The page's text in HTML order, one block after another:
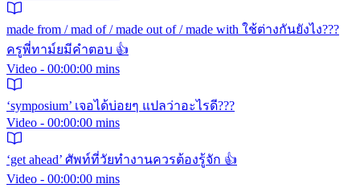
made from / mad of / made out of / made with ใช้ต่างกันยังไง???
ครูพี่ทาม์ยมีคำตอบ 👍
Video - 00:00:00 mins
‘symposium’ เจอได้บ่อยๆ แปลว่าอะไรดี???
Video - 00:00:00 mins
‘get ahead’ ศัพท์ที่วัยทำงานควรต้องรู้จัก 👍
Video - 00:00:00 mins